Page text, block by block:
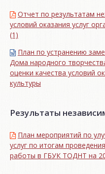
Отчет по результатам
условий оказания услуг
(1)
План по устранению
Дома народного
оценки качества условий
культуры
Результаты
План мероприятий по
услуг по итогам
работы в ГБУК ТОДНТ на